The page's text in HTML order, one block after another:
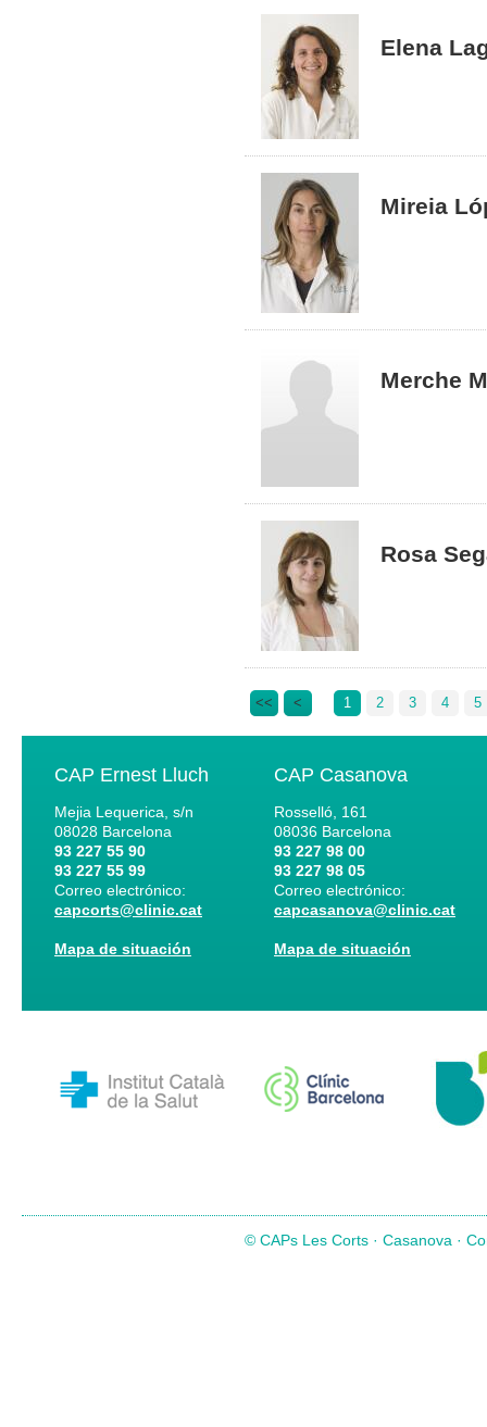
Elena
Mireia
Merche
Rosa
<< < 1 2 3 4 5
CAP Ernest Lluch
Mejia Lequerica, s/n
08028 Barcelona
93 227 55 90
93 227 55 99
Correo electrónico:
capcorts@clinic.cat
Mapa de situación
CAP Casanova
Rosselló, 161
08036 Barcelona
93 227 98 00
93 227 98 05
Correo electrónico:
capcasanova@clinic.cat
Mapa de situación
© CAPs Les Corts · Casanova ·